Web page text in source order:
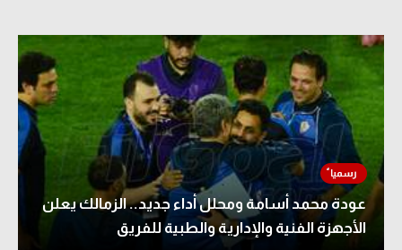
عودة محمد أسامة ومحلل أداء جديد.. الزمالك يعلن
الأجهزة الفنية والإدارية والطبية للفريق